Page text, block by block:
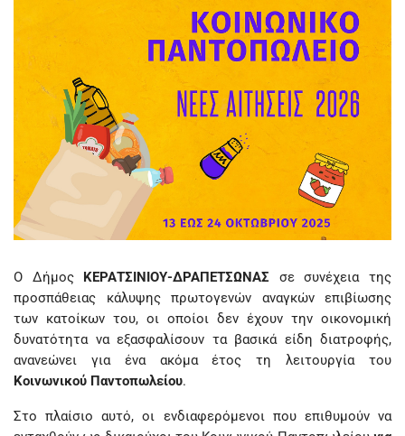
Ο Δήμος ΚΕΡΑΤΣΙΝΙΟΥ-ΔΡΑΠΕΤΣΩΝΑΣ σε συνέχεια της
προσπάθειας κάλυψης πρωτογενών αναγκών επιβίωσης
των κατοίκων του, οι οποίοι δεν έχουν την οικονομική
δυνατότητα να εξασφαλίσουν τα βασικά είδη διατροφής,
ανανεώνει για ένα ακόμα έτος τη λειτουργία του
Κοινωνικού Παντοπωλείου.
Στο πλαίσιο αυτό, οι ενδιαφερόμενοι που επιθυμούν να